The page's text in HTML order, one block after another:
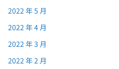
2022 年 5 月
2022 年 4 月
2022 年 3 月
2022 年 2 月